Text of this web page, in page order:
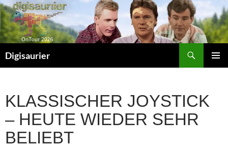
Zum
Inhalt
springen
Digisaurier
KLASSISCHER JOYSTICK
– HEUTE WIEDER SEHR
BELIEBT